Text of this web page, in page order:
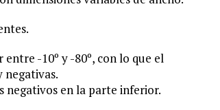
-10º y -80º, con lo que el
negativas.
negativos en la parte inferior.